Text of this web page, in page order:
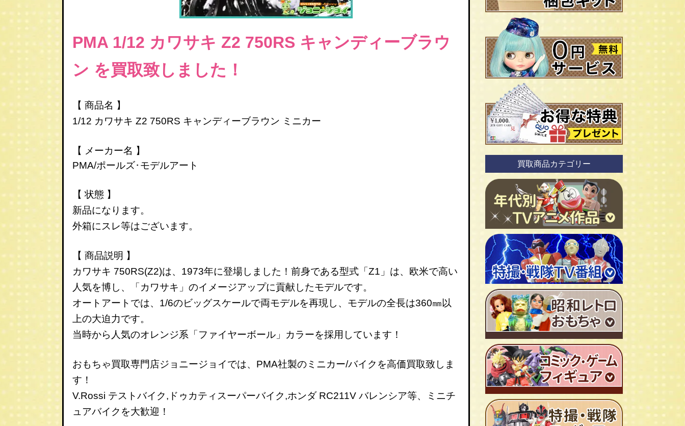
PMA 1/12 カワサキ Z2 750RS キャンディーブラウ
ン を買取致しました！
【 商品名 】
1/12 カワサキ Z2 750RS キャンディーブラウン ミニカー
【 メーカー名 】
PMA/ポールズ･モデルアート
【 状態 】
新品になります。
外箱にスレ等はございます。
【 商品説明 】
カワサキ 750RS(Z2)は、1973年に登場しました！前身である型式「Z1」は、欧米で高い
人気を博し、「カワサキ」のイメージアップに貢献したモデルです。
オートアートでは、1/6のビッグスケールで両モデルを再現し、モデルの全長は360㎜以
上の大迫力です。
当時から人気のオレンジ系「ファイヤーボール」カラーを採用しています！
おもちゃ買取専門店ジョニージョイでは、PMA社製のミニカー/バイクを高価買取致しま
す！
V.Rossi テストバイク,ドゥカティスーパーバイク,ホンダ RC211V バレンシア等、ミニチ
ュアバイクを大歓迎！
買取商品カテゴリー
ＴＶアニメ作品 1960年代
ＴＶアニメ作品 1970年代
ＴＶアニメ作品 1980年代
特撮・戦隊 TV番組 1960年代
超合金・DX超合金
ソフビ
広告ノベルティグッズ